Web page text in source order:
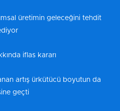
üretimin geleceğini tehdit
iflas kararı
artış ürkütücü boyutun da
geçti